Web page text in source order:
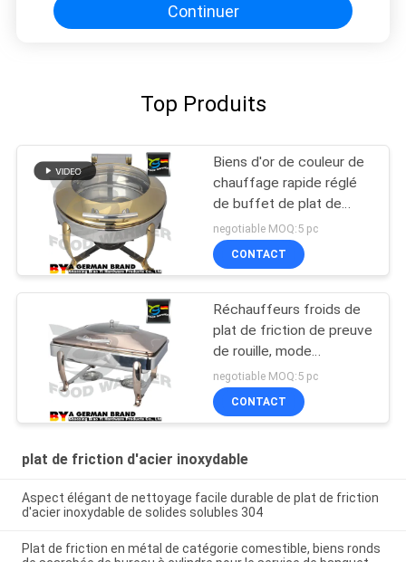
Continuer
Top Produits
Biens d'or de couleur de
chauffage rapide réglé
de buffet de plat de
friction de nourriture
pour la cuisine
negotiable MOQ:5 pc
CONTACT
Réchauffeurs froids de
plat de friction de preuve
de rouille, mode
électrique d'appareil de
chauffage de plat de
friction
negotiable MOQ:5 pc
CONTACT
plat de friction d'acier inoxydable
Aspect élégant de nettoyage facile durable de plat de friction
d'acier inoxydable de solides solubles 304
Plat de friction en métal de catégorie comestible, biens ronds